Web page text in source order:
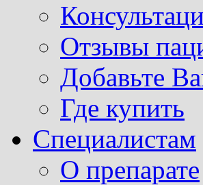
Отзывы
Добавьте
Где купить
Специалистам
О препарате